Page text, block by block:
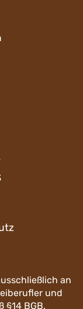
an
und
BGB.